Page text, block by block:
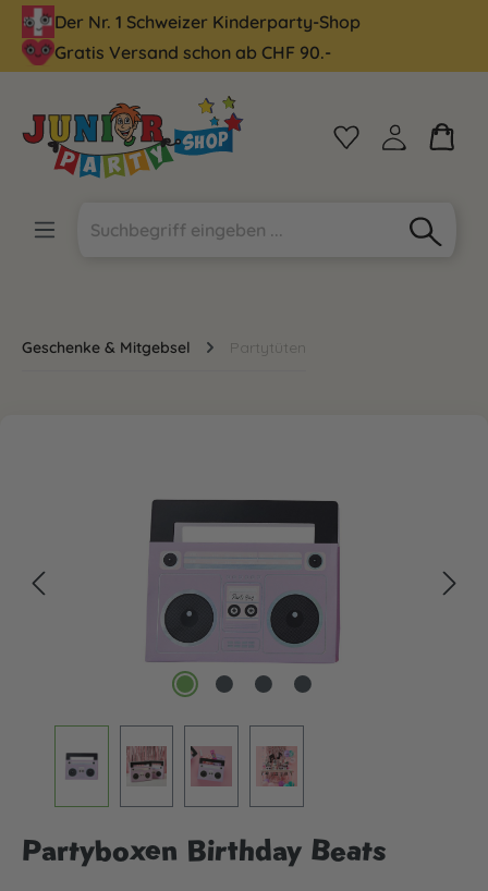
springen
Der Nr. 1 Schweizer Kinderparty-Shop
Gratis Versand schon ab CHF 90.-
Geschenke & Mitgebsel Partytüten
Partyboxen Birthday Beats